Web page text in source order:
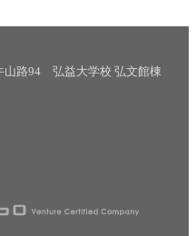
山路94 弘益大学校 弘文館棟